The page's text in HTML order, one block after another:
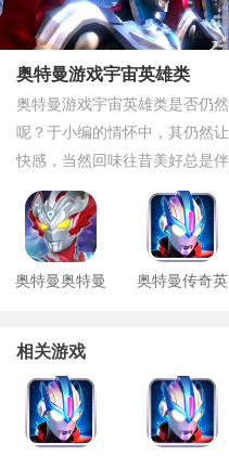
奥特曼游戏宇宙英雄类
奥特曼游戏宇宙英雄类是否仍
呢？于小编的情怀中，其仍然
快感，当然回味往昔美好总是
奥特曼之宇宙英雄的游戏下载
种情怀胜过了游戏本身的精彩
特曼宇宙英雄手游推荐，看看
奥特曼奥特曼 奥特曼传奇英
相关游戏